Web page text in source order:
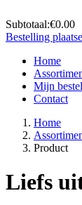
Subtotaal:€0.00
Bestelling
Home
Mijn
Contact
Home
Product
Liefs